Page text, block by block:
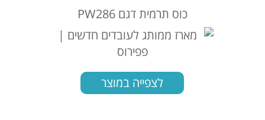
כוס תרמית דגם PW286
לצפייה במוצר